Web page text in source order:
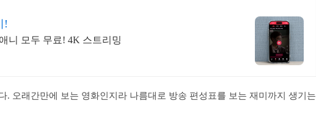
!
니 모두 무료! 4K 스트리밍
. 오래간만에 보는 영화인지라 나름대로 방송 편성표를 보는 재미까지 생기는